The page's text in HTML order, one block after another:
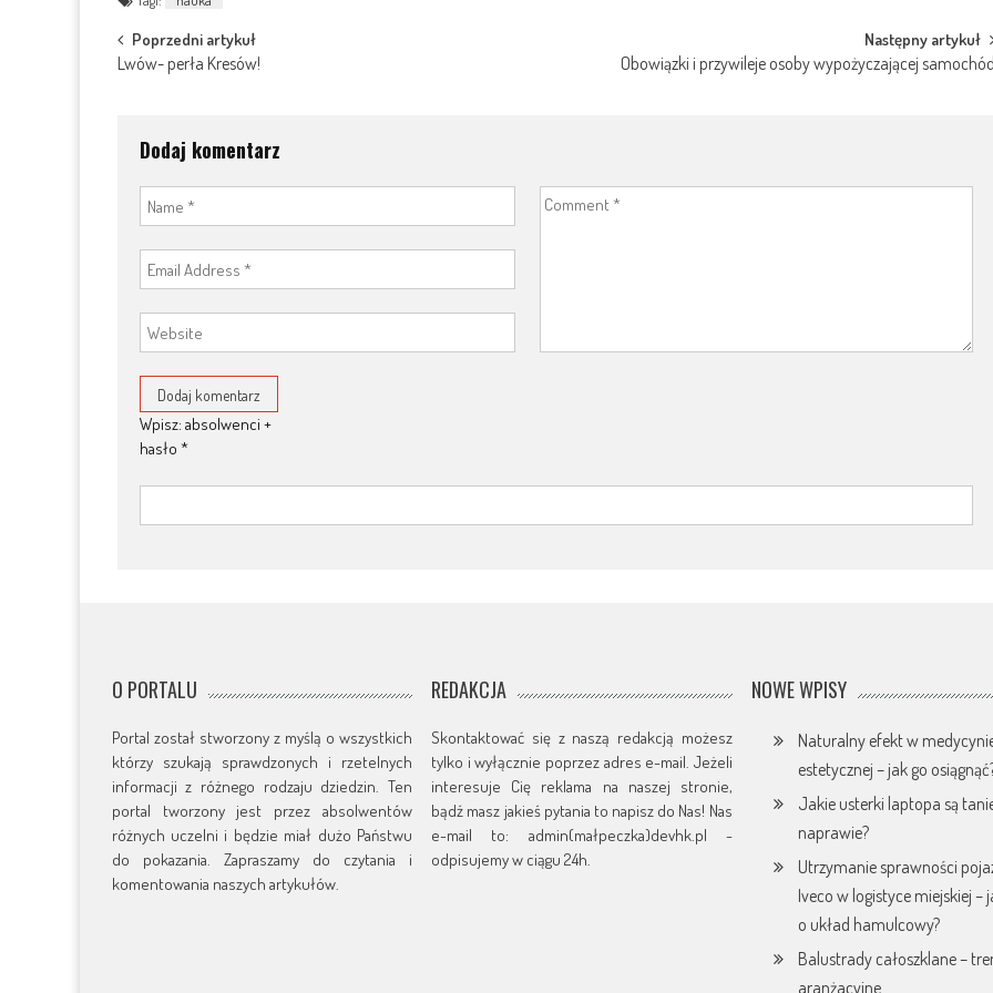
Post
navigation
Poprzedni artykuł
Lwów- perła Kresów!
Następny artykuł
Obowiązki i przywileje osoby wypożyczającej
Dodaj komentarz
Wpisz: absolwenci +
hasło *
O PORTALU
Portal został stworzony z myślą o wszystkich
którzy szukają sprawdzonych i rzetelnych
informacji z różnego rodzaju dziedzin. Ten
portal tworzony jest przez absolwentów
różnych uczelni i będzie miał dużo Państwu
do pokazania. Zapraszamy do czytania i
komentowania naszych artykułów.
REDAKCJA
Skontaktować się z naszą redakcją możesz
tylko i wyłącznie poprzez adres e-mail. Jeżeli
interesuje Cię reklama na naszej stronie,
bądź masz jakieś pytania to napisz do Nas! Nas
e-mail to: admin(małpeczka)devhk.pl -
odpisujemy w ciągu 24h.
NOWE WPISY
Naturalny efekt w
estetycznej – jak go
Jakie usterki laptopa są
naprawie?
Utrzymanie sprawności
Iveco w logistyce miejskiej –
o układ hamulcowy?
Balustrady całoszklane –
aranżacyjne